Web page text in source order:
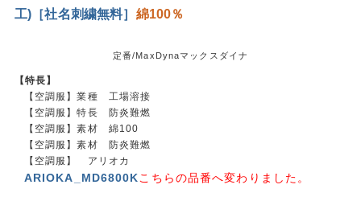
工)［社名刺繍無料］ 綿100％
定番/MaxDynaマックスダイナ
【特長】
【空調服】業種 工場溶接
【空調服】特長 防炎難燃
【空調服】素材 綿100
【空調服】素材 防炎難燃
【空調服】 アリオカ
ARIOKA_MD6800Kこちらの品番へ変わりました。